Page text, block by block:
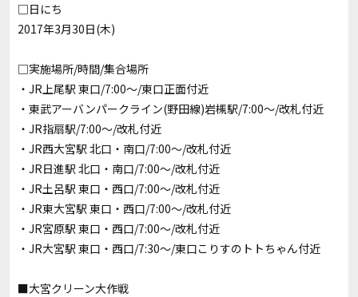
□日にち
2017年3月30日(木)
□実施場所/時間/集合場所
・JR上尾駅 東口/7:00～/東口正面付近
・東武アーバンパークライン(野田線)岩槻駅/7:00～/改札付近
・JR指扇駅/7:00～/改札付近
・JR西大宮駅 北口・南口/7:00～/改札付近
・JR日進駅 北口・南口/7:00～/改札付近
・JR土呂駅 東口・西口/7:00～/改札付近
・JR東大宮駅 東口・西口/7:00～/改札付近
・JR宮原駅 東口・西口/7:00～/改札付近
・JR大宮駅 東口・西口/7:30～/東口こりすのトトちゃん付近
■大宮クリーン大作戦